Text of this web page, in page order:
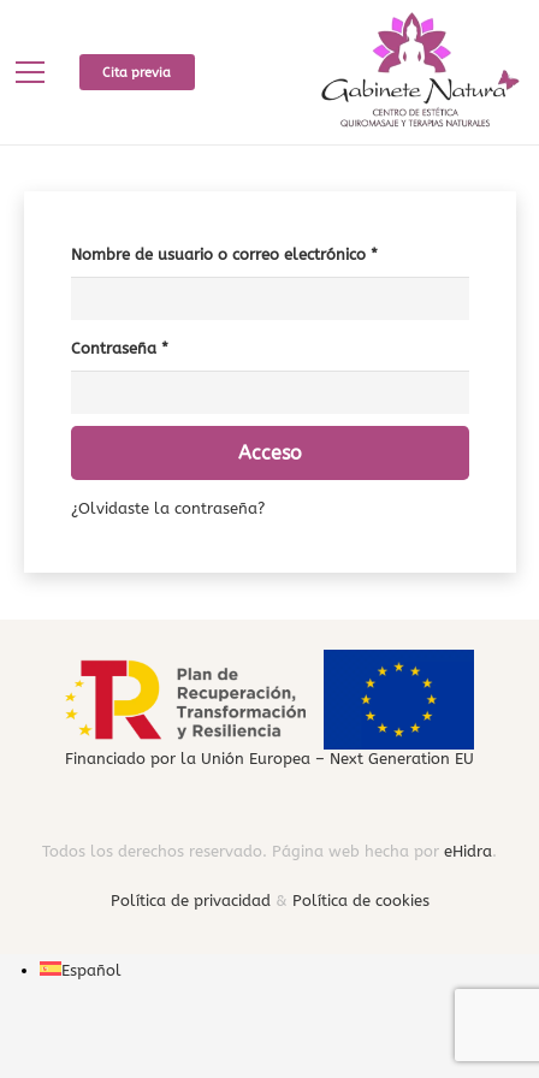
Cita previa
Nombre de usuario o correo electrónico *Obligatorio
Contraseña *Obligatorio
Acceso
¿Olvidaste la contraseña?
Financiado por la Unión Europea – Next Generation EU
Todos los derechos reservado. Página web hecha por eHidra.
Política de privacidad& Política de cookies
Español